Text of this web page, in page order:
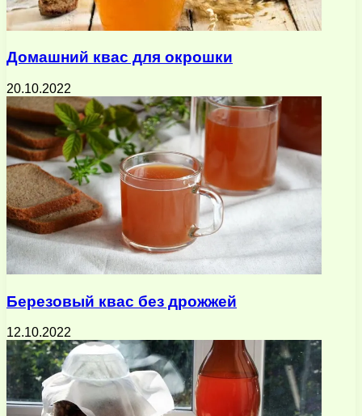
Домашний квас для окрошки
20.10.2022
Березовый квас без дрожжей
12.10.2022